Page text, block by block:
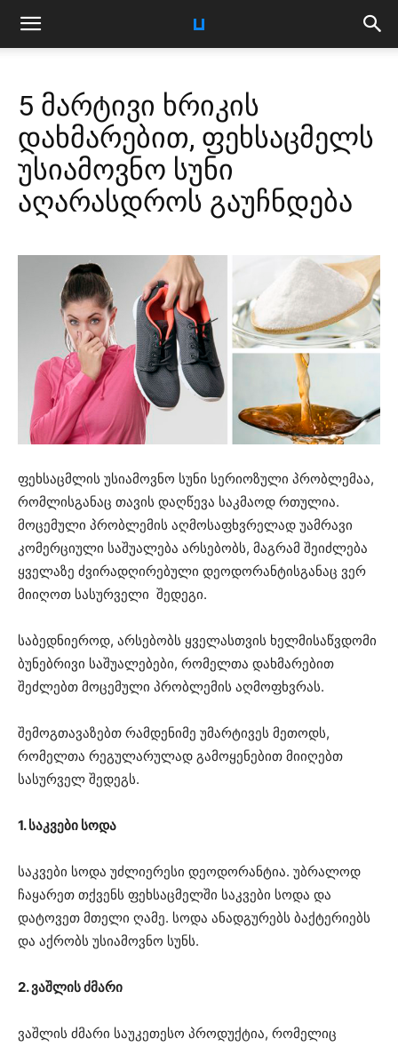
5 მარტივი ხრიკის
დახმარებით, ფეხსაცმელს
უსიამოვნო სუნი
აღარასდროს გაუჩნდება
ფეხსაცმლის უსიამოვნო სუნი სერიოზული პრობლემაა,
რომლისგანაც თავის დაღწევა საკმაოდ რთულია.
მოცემული პრობლემის აღმოსაფხვრელად უამრავი
კომერციული საშუალება არსებობს, მაგრამ შეიძლება
ყველაზე ძვირადღირებული დეოდორანტისგანაც ვერ
მიიღოთ სასურველი შედეგი.
საბედნიეროდ, არსებობს ყველასთვის ხელმისაწვდომი
ბუნებრივი საშუალებები, რომელთა დახმარებით
შეძლებთ მოცემული პრობლემის აღმოფხვრას.
შემოგთავაზებთ რამდენიმე უმარტივეს მეთოდს,
რომელთა რეგულარულად გამოყენებით მიიღებთ
სასურველ შედეგს.
1. საკვები სოდა
საკვები სოდა უძლიერესი დეოდორანტია. უბრალოდ
ჩაყარეთ თქვენს ფეხსაცმელში საკვები სოდა და
დატოვეთ მთელი ღამე. სოდა ანადგურებს ბაქტერიებს
და აქრობს უსიამოვნო სუნს.
2. ვაშლის ძმარი
ვაშლის ძმარი საუკეთესო პროდუქტია, რომელიც